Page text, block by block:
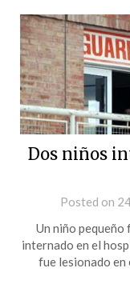
Dos niños
Posted on
Un niño pequeño
internado en el
fue lesionado